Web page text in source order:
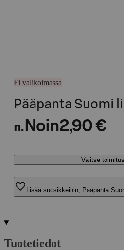
Ei valikoimassa
Pääpanta Suomi
n. Noin2,90 €
Valitse
Lisää suosikkeihin, Pääpanta
Tuotetiedot